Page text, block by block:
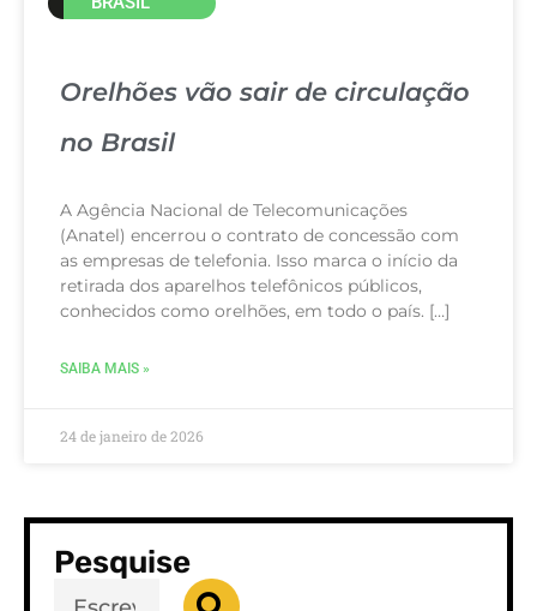
Orelhões vão sair de circulação
no Brasil
A Agência Nacional de Telecomunicações
(Anatel) encerrou o contrato de concessão com
as empresas de telefonia. Isso marca o início da
retirada dos aparelhos telefônicos públicos,
conhecidos como orelhões, em todo o país. […]
SAIBA MAIS »
24 de janeiro de 2026
Pesquise